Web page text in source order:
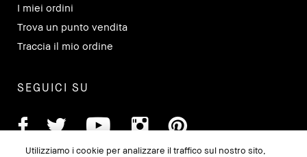
I miei ordini
Trova un punto vendita
Traccia il mio ordine
SEGUICI SU
Utilizziamo i cookie per analizzare il traffico sul nostro sito,